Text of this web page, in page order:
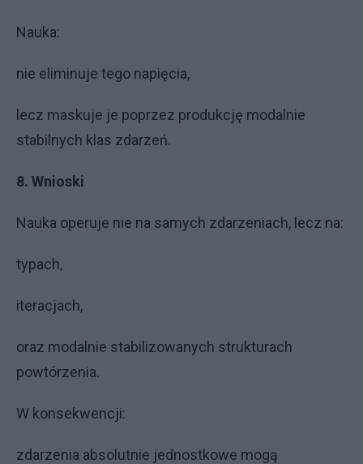
Nauka:
nie eliminuje tego napięcia,
lecz maskuje je poprzez produkcję modalnie
stabilnych klas zdarzeń.
8. Wnioski
Nauka operuje nie na samych zdarzeniach, lecz na:
typach,
iteracjach,
oraz modalnie stabilizowanych strukturach
powtórzenia.
W konsekwencji:
zdarzenia absolutnie jednostkowe mogą